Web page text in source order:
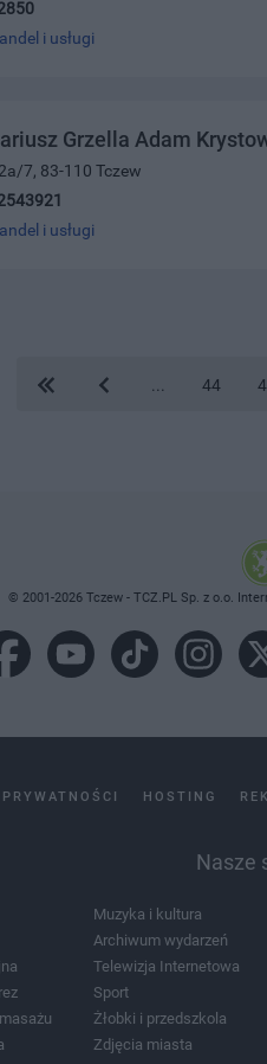
i usługi
Grzella Adam
7, 83-110 Tczew
i usługi
44
© 2001-2026 Tczew - TCZ.PL Sp. z o.o.
HOSTING
Nasze
Muzyka i kultura
Archiwum wydarzeń
Telewizja Internetowa
Sport
Żłobki i przedszkola
Zdjęcia miasta